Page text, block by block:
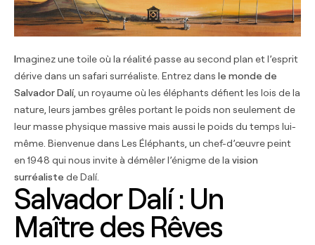
Imaginez une toile où la réalité passe au second plan et l’esprit
dérive dans un safari surréaliste. Entrez dans le monde de
Salvador Dalí, un royaume où les éléphants défient les lois de la
nature, leurs jambes grêles portant le poids non seulement de
leur masse physique massive mais aussi le poids du temps lui-
même. Bienvenue dans Les Éléphants, un chef-d’œuvre peint
en 1948 qui nous invite à démêler l’énigme de la vision
surréaliste de Dalí.
Salvador Dalí : Un
Maître des Rêves